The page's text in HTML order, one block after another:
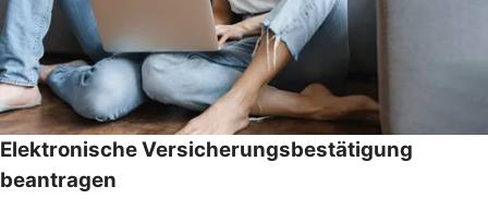
Elektronische Versicherungsbestätigung
beantragen